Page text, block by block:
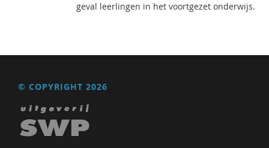
geval leerlingen in het voortgezet onderwijs.
© COPYRIGHT 2026